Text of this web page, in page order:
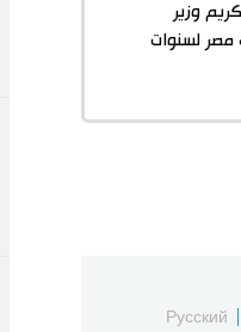
وزير
مصر لسنوات
Русский